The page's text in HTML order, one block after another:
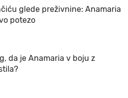
glede preživnine: Anamaria
potezo
da je Anamaria v boju z